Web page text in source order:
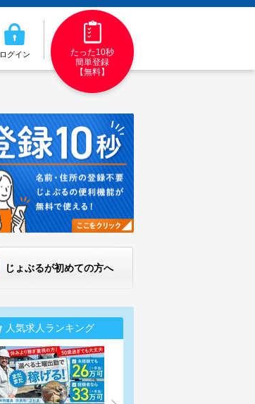
ログイン
たった10秒
簡単登録
【無料】
じょぶるが初めての方へ
人気求人ランキング